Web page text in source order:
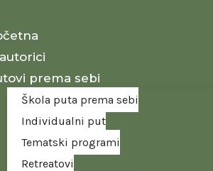
prema sebi
Škola puta prema sebi
Individualni put
Tematski programi
Retreatovi